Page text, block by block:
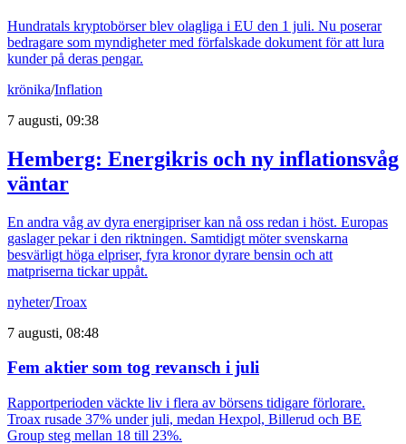
Hundratals kryptobörser blev olagliga i EU den 1 juli. Nu poserar
bedragare som myndigheter med förfalskade dokument för att lura
kunder på deras pengar.
krönika/Inflation
7 augusti, 09:38
Hemberg: Energikris och ny inflationsvåg
väntar
En andra våg av dyra energipriser kan nå oss redan i höst. Europas
gaslager pekar i den riktningen. Samtidigt möter svenskarna
besvärligt höga elpriser, fyra kronor dyrare bensin och att
matpriserna tickar uppåt.
nyheter/Troax
7 augusti, 08:48
Fem aktier som tog revansch i juli
Rapportperioden väckte liv i flera av börsens tidigare förlorare.
Troax rusade 37% under juli, medan Hexpol, Billerud och BE
Group steg mellan 18 till 23%.